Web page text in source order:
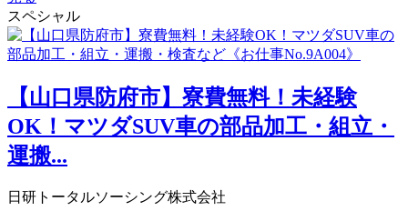
スペシャル
【山口県防府市】寮費無料！未経験
OK！マツダSUV車の部品加工・組立・
運搬...
日研トータルソーシング株式会社